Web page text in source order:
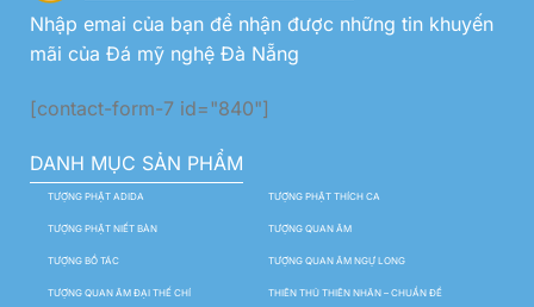
Nhập emai của bạn để nhận được những tin khuyến
mãi của Đá mỹ nghệ Đà Nẵng
[contact-form-7 id="840"]
DANH MỤC SẢN PHẨM
TƯỢNG PHẬT ADIDA TƯỢNG PHẬT THÍCH CA
TƯỢNG PHẬT NIẾT BÀN TƯỢNG QUAN ÂM
TƯỢNG BỒ TÁC TƯỢNG QUAN ÂM NGỰ LONG
TƯỢNG QUAN ÂM ĐẠI THẾ CHÍ THIÊN THỦ THIÊN NHÃN – CHUẨN ĐỀ